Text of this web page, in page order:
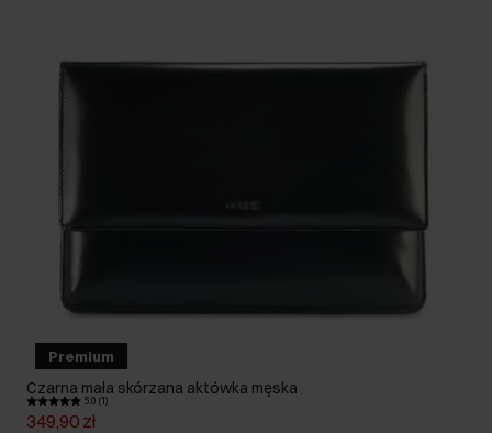
Premium
Czarna mała skórzana aktówka męska
5.0 (1)
349,90 zł